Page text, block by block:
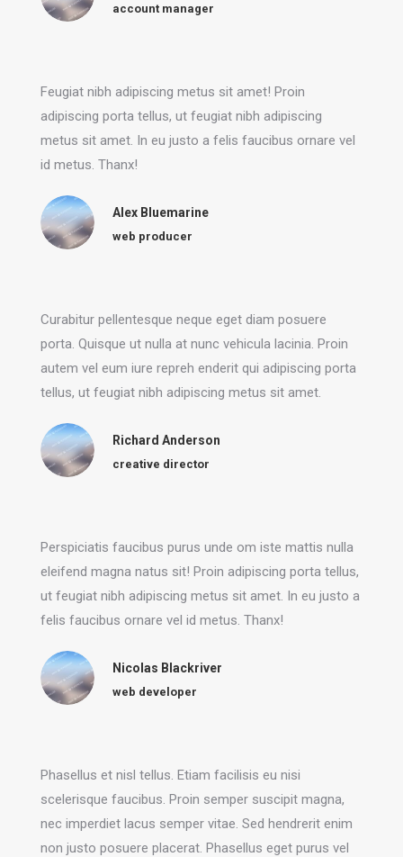
account manager
Feugiat nibh adipiscing metus sit amet! Proin
adipiscing porta tellus, ut feugiat nibh adipiscing
metus sit amet. In eu justo a felis faucibus ornare vel
id metus. Thanx!
Alex Bluemarine
web producer
Curabitur pellentesque neque eget diam posuere
porta. Quisque ut nulla at nunc vehicula lacinia. Proin
autem vel eum iure repreh enderit qui adipiscing porta
tellus, ut feugiat nibh adipiscing metus sit amet.
Richard Anderson
creative director
Perspiciatis faucibus purus unde om iste mattis nulla
eleifend magna natus sit! Proin adipiscing porta tellus,
ut feugiat nibh adipiscing metus sit amet. In eu justo a
felis faucibus ornare vel id metus. Thanx!
Nicolas Blackriver
web developer
Phasellus et nisl tellus. Etiam facilisis eu nisi
scelerisque faucibus. Proin semper suscipit magna,
nec imperdiet lacus semper vitae. Sed hendrerit enim
non justo posuere placerat. Phasellus eget purus vel